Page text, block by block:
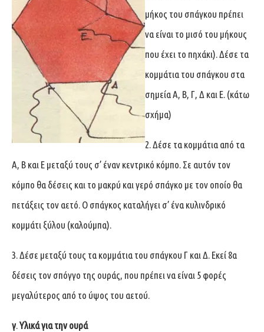
μήκος του σπάγκου πρέπει
να είναι το μισό του μήκους
που έχει το πηχάκι). Δέσε τα
κομμάτια του σπάγκου στα
σημεία A, B, Γ, Δ και E. (κάτω
σχήμα)
2. Δέσε τα κομμάτια από τα
A, B και E μεταξύ τους σ’ έναν κεντρικό κόμπο. Σε αυτόν τον
κόμπο θα δέσεις και το μακρύ και γερό σπάγκο με τον οποίο θα
πετάξεις τον αετό. O σπάγκος καταλήγει σ’ ένα κυλινδρικό
κομμάτι ξύλου (καλούμπα).
3. Δέσε μεταξύ τους τα κομμάτια του σπάγκου Γ και Δ. Εκεί 8α
δέσεις τον σπόγγο της ουράς, που πρέπει να είναι 5 φορές
μεγαλύτερος από το ύψος του αετού.
γ.Υλικά για την ουρά